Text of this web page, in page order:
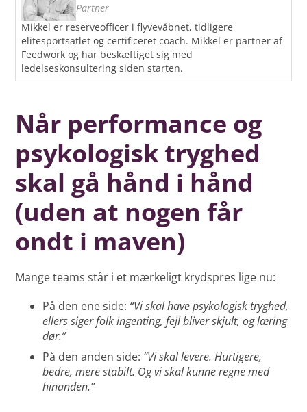
Partner
Mikkel er reserveofficer i flyvevåbnet, tidligere
elitesportsatlet og certificeret coach. Mikkel er partner af
Feedwork og har beskæftiget sig med
ledelseskonsultering siden starten.
Når performance og
psykologisk tryghed
skal gå hånd i hånd
(uden at nogen får
ondt i maven)
Mange teams står i et mærkeligt krydspres lige nu:
På den ene side: “Vi skal have psykologisk tryghed,
ellers siger folk ingenting, fejl bliver skjult, og læring
dør.”
På den anden side: “Vi skal levere. Hurtigere,
bedre, mere stabilt. Og vi skal kunne regne med
hinanden.”